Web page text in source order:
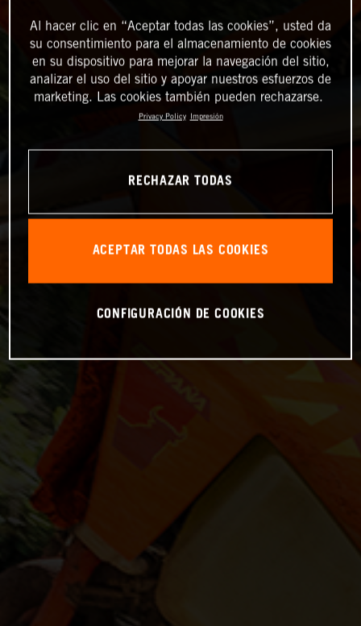
Al hacer clic en “Aceptar todas las cookies”, usted da
su consentimiento para el almacenamiento de cookies
en su dispositivo para mejorar la navegación del sitio,
analizar el uso del sitio y apoyar nuestros esfuerzos de
marketing. Las cookies también pueden rechazarse.
Privacy Policy Impresión
RECHAZAR TODAS
ACEPTAR TODAS LAS COOKIES
CONFIGURACIÓN DE COOKIES